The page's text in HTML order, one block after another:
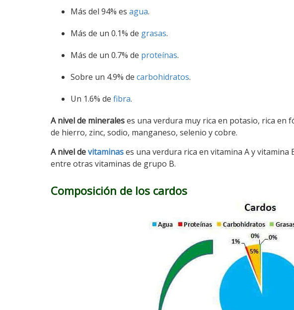
Más del 94% es agua.
Más de un 0.1% de grasas.
Más de un 0.7% de proteínas.
Sobre un 4.9% de carbohidratos.
Un 1.6% de fibra.
A nivel de mineraleses una verdura muy rica en potasio, rica en
de hierro, zinc, sodio, manganeso, selenio y cobre.
A nivel devitaminases una verdura rica en vitamina A y vitamina
entre otras vitaminas de grupo B.
Composición de los cardos